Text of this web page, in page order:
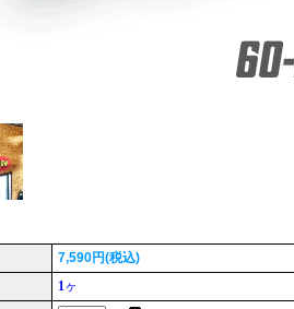
7,590円(税込)
1ヶ